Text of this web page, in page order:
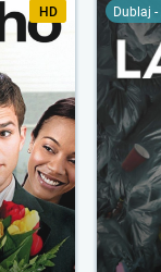
HD Dublaj -